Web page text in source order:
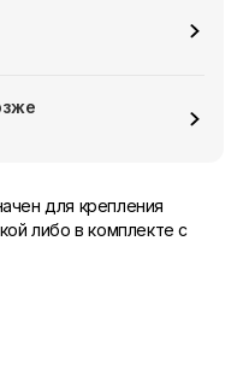
для крепления
либо в комплекте с